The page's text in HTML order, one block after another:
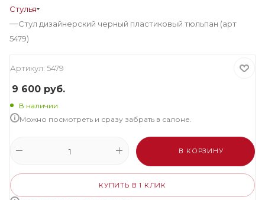
Стулья
—Стул дизайнерский черный пластиковый тюльпан (арт
5479)
Артикул: 5479
9 600 руб.
В наличии
Можно посмотреть и сразу забрать в салоне.
В КОРЗИНУ
КУПИТЬ В 1 КЛИК